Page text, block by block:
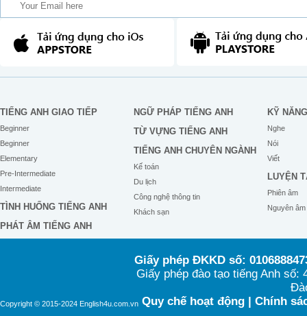
TIẾNG ANH GIAO TIẾP
Beginner
Beginner
Elementary
Pre-Intermediate
Intermediate
TÌNH HUỐNG TIẾNG ANH
PHÁT ÂM TIẾNG ANH
NGỮ PHÁP TIẾNG ANH
TỪ VỰNG TIẾNG ANH
TIẾNG ANH CHUYÊN NGÀNH
Kế toán
Du lịch
Công nghệ thông tin
Khách sạn
KỸ NĂNG
Nghe
Nói
Viết
LUYỆN
Phiên âm
Nguyên âm
Copyright © 2015-2024 English4u.com.vn
Giấy phép ĐKKD số:
Giấy phép đào tạo tiếng Anh
Quy chế hoạt động| Chính